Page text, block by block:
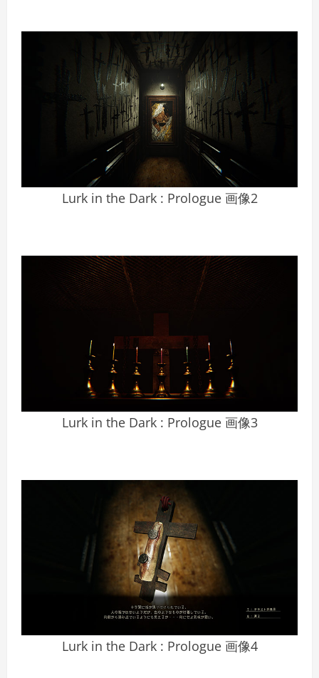
Lurk in the Dark : Prologue 画像2
Lurk in the Dark : Prologue 画像3
Lurk in the Dark : Prologue 画像4